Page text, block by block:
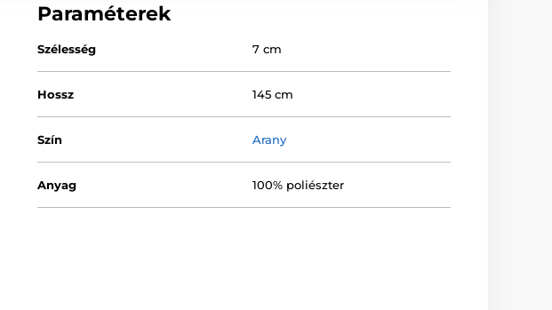
Paraméterek
Szélesség 7 cm
Hossz 145 cm
Szín Arany
Anyag 100% poliészter